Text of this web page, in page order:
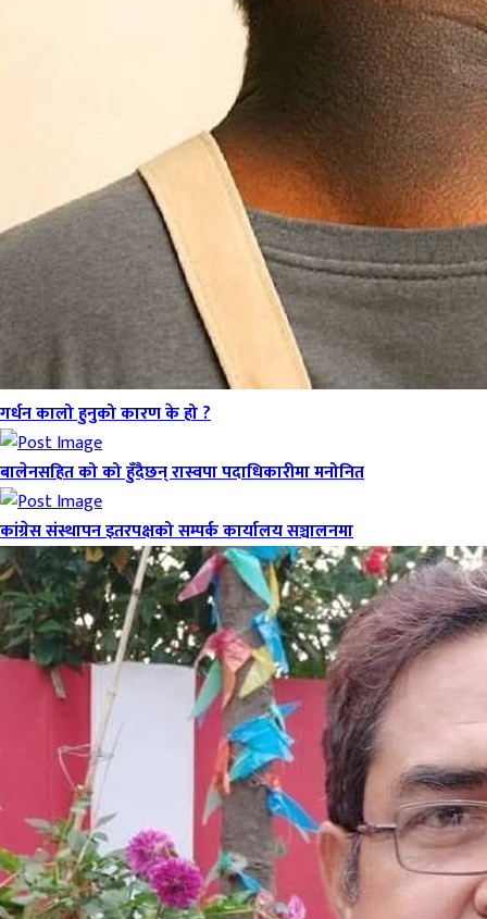
गर्धन कालो हुनुको कारण के हो ?
बालेनसहित को को हुँदैछन् रास्वपा पदाधिकारीमा मनोनित
कांग्रेस संस्थापन इतरपक्षको सम्पर्क कार्यालय सञ्चालनमा